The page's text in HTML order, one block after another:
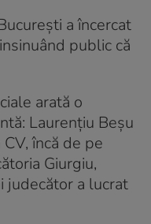
a încercat
public că
arată o
Laurențiu Beșu
încă de pe
Giurgiu,
judecător a lucrat